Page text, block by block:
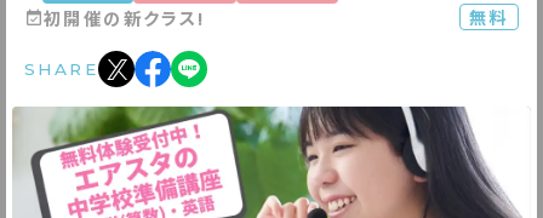
初開催の新クラス! 無料
SHARE